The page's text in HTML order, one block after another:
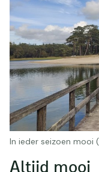
Altijd mooi
In ieder seizoen mooi